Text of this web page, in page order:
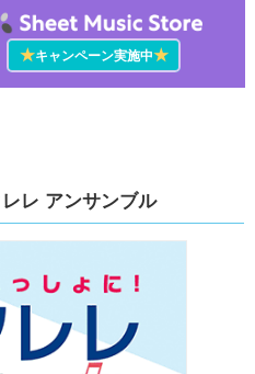
★キャンペーン実施中★
レ アンサンブル